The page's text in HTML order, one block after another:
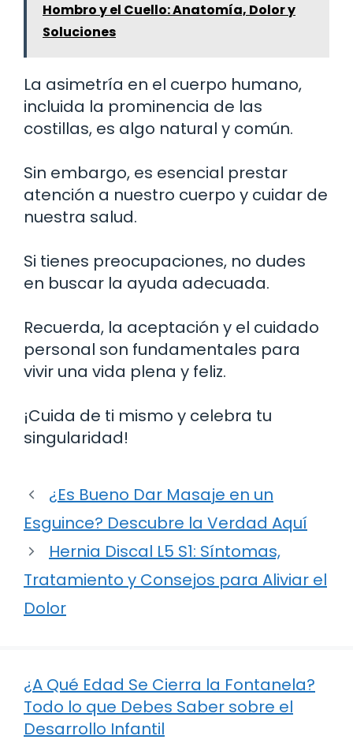
Hombro y el Cuello: Anatomía, Dolor y
Soluciones
La asimetría en el cuerpo humano,
incluida la prominencia de las
costillas, es algo natural y común.
Sin embargo, es esencial prestar
atención a nuestro cuerpo y cuidar de
nuestra salud.
Si tienes preocupaciones, no dudes
en buscar la ayuda adecuada.
Recuerda, la aceptación y el cuidado
personal son fundamentales para
vivir una vida plena y feliz.
¡Cuida de ti mismo y celebra tu
singularidad!
¿Es Bueno Dar Masaje en un
Esguince? Descubre la Verdad Aquí
Hernia Discal L5 S1: Síntomas,
Tratamiento y Consejos para Aliviar el
Dolor
¿A Qué Edad Se Cierra la Fontanela?
Todo lo que Debes Saber sobre el
Desarrollo Infantil